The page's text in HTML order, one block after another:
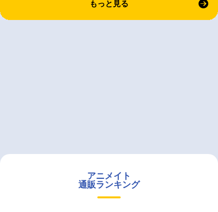
もっと見る
アニメイト
通販ランキング